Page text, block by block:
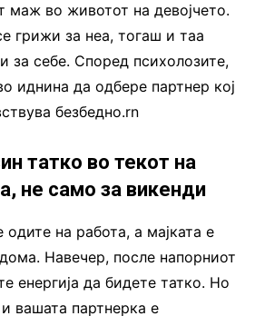
маж во животот на девојчето.
грижи за неа, тогаш и таа
за себе. Според психолозите,
иднина да одбере партнер кој
безбедно.rn
татко во текот на
не само за викенди
одите на работа, а мајката е
Навечер, после напорниот
енергија да бидете татко. Но
вашата партнерка е